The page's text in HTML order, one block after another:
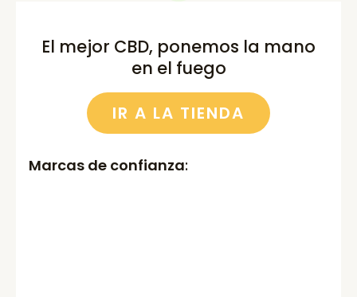
El mejor CBD, ponemos la mano
en el fuego
IR A LA TIENDA
Marcas de confianza: